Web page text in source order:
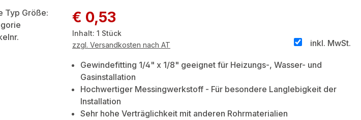
Regulärer Preis:
€ 0,53
Inhalt: 1 Stück
inkl. MwSt.
zzgl. Versandkosten nach AT
Gewindefitting 1/4" x 1/8" geeignet für Heizungs-, Wasser- und
Gasinstallation
Hochwertiger Messingwerkstoff - Für besondere Langlebigkeit der
Installation
Sehr hohe Verträglichkeit mit anderen Rohrmaterialien